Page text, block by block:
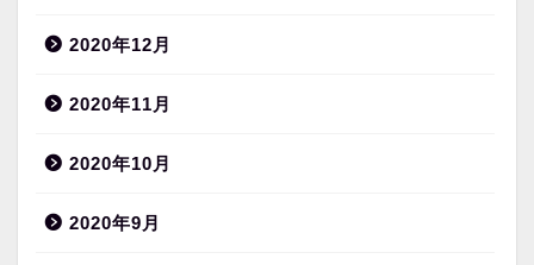
2020年12月
2020年11月
2020年10月
2020年9月